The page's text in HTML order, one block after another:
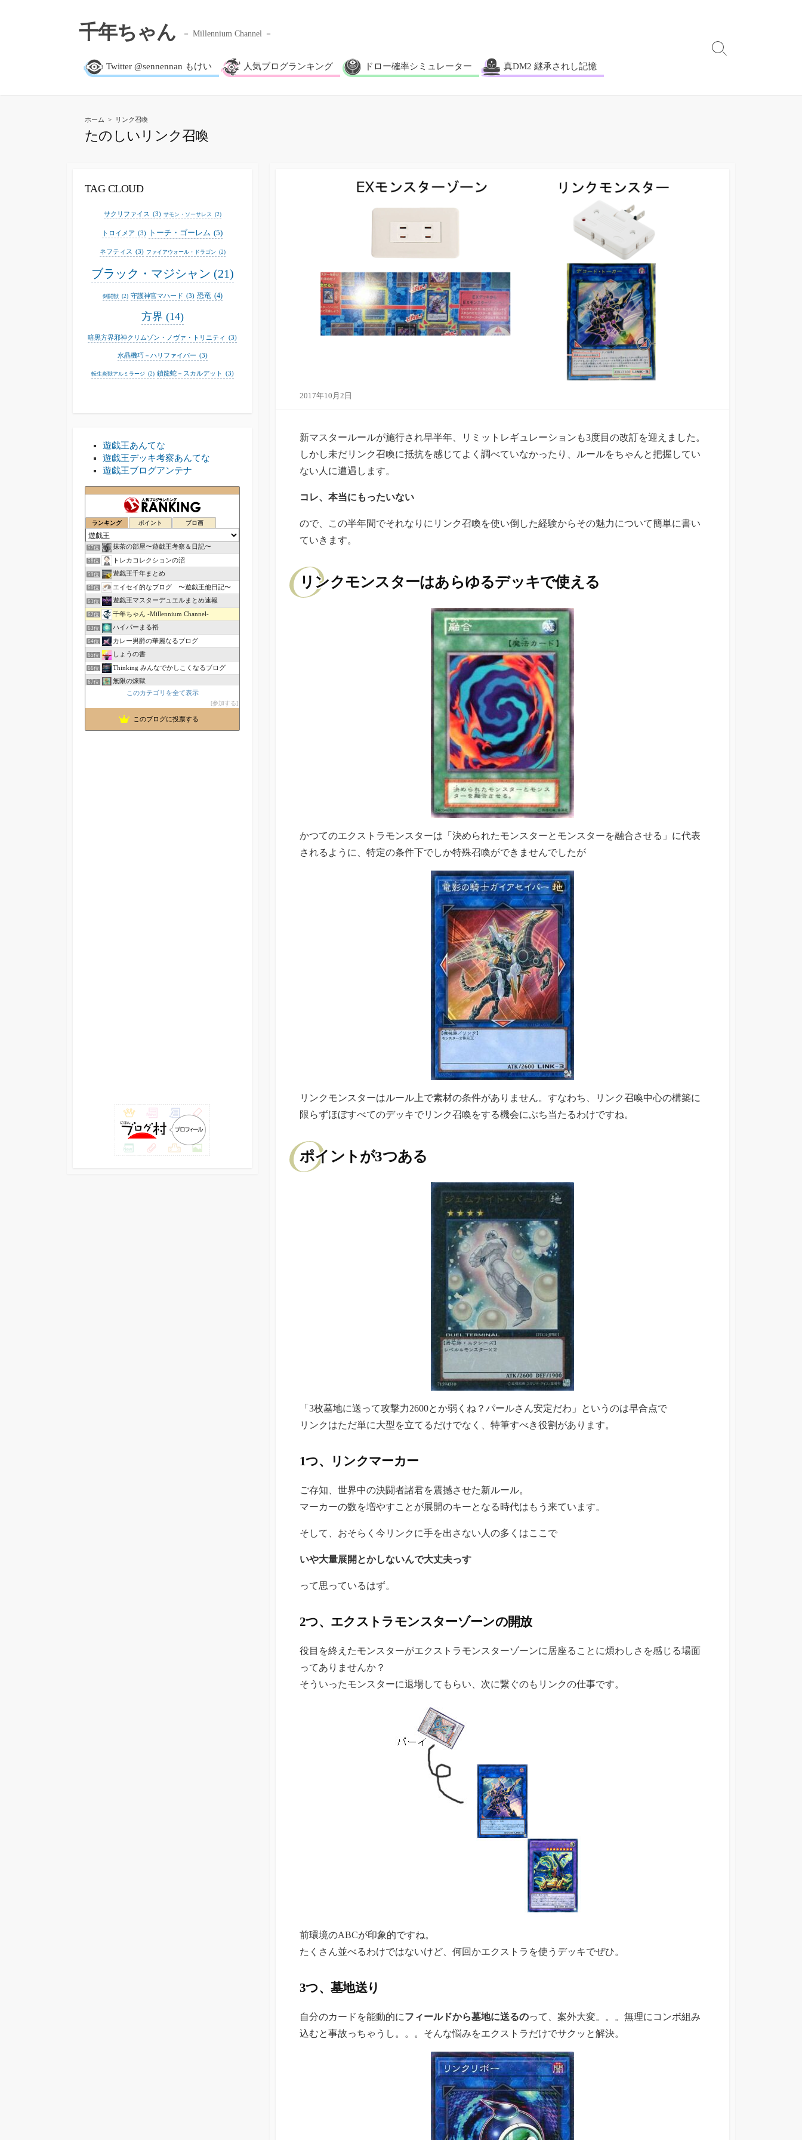
千年ちゃん Millennium Channel
Twitter @sennennan もけい 人気ブログランキング ドロー確率シミュレーター 真DM2 継承されし記憶
ホーム > リンク召喚
たのしいリンク召喚
2017年10月2日
新マスタールールが施行され早半年、リミットレギュレーションも3度目の改訂を迎えました。
しかし未だリンク召喚に抵抗を感じてよく調べていなかったり、ルールをちゃんと把握してい
ない人に遭遇します。
コレ、本当にもったいない
ので、この半年間でそれなりにリンク召喚を使い倒した経験からその魅力について簡単に書い
ていきます。
リンクモンスターはあらゆるデッキで使える
かつてのエクストラモンスターは「決められたモンスターとモンスターを融合させる」に代表
されるように、特定の条件下でしか特殊召喚ができませんでしたが
リンクモンスターはルール上で素材の条件がありません。すなわち、リンク召喚中心の構築に
限らずほぼすべてのデッキでリンク召喚をする機会にぶち当たるわけですね。
ポイントが3つある
「3枚墓地に送って攻撃力2600とか弱くね？パールさん安定だわ」というのは早合点で
リンクはただ単に大型を立てるだけでなく、特筆すべき役割があります。
1つ、リンクマーカー
ご存知、世界中の決闘者諸君を震撼させた新ルール。
マーカーの数を増やすことが展開のキーとなる時代はもう来ています。
そして、おそらく今リンクに手を出さない人の多くはここで
いや大量展開とかしないんで大丈夫っす
って思っているはず。
2つ、エクストラモンスターゾーンの開放
役目を終えたモンスターがエクストラモンスターゾーンに居座ることに煩わしさを感じる場面
ってありませんか？
そういったモンスターに退場してもらい、次に繋ぐのもリンクの仕事です。
前環境のABCが印象的ですね。
たくさん並べるわけではないけど、何回かエクストラを使うデッキでぜひ。
3つ、墓地送り
自分のカードを能動的にフィールドから墓地に送るのって、案外大変。。。無理にコンボ組み
込むと事故っちゃうし。。。そんな悩みをエクストラだけでサクッと解決。
TAG CLOUD
サクリファイス (3) サモン・ソーサレス (2)
トロイメア (3) トーチ・ゴーレム (5)
ネフティス (3) ファイアウォール・ドラゴン (2)
ブラック・マジシャン (21)
剣闘獣 (2) 守護神官マハード (3) 恐竜 (4)
方界 (14)
暗黒方界邪神クリムゾン・ノヴァ・トリニティ (3)
水晶機巧－ハリファイバー (3)
転生炎獣アルミラージ (2) 鎖龍蛇－スカルデット (3)
遊戯王あんてな
遊戯王デッキ考察あんてな
遊戯王ブログアンテナ
ランキング ポイント ブロ画
55位 アニブログ
56位
57位 抹茶の部屋〜遊戯王考察＆日記〜
58位 トレカコレクションの沼
59位 遊戯王千年まとめ
60位 エイセイ的なブログ 〜遊戯王他日記〜
61位 遊戯王マスターデュエルまとめ速報
62位 千年ちゃん -Millennium Channel-
63位 ハイパーまる裕
64位 カレー男爵の華麗なるブログ
65位 しょうの書
66位 Thinking みんなでかしこくなるブログ
67位 無限の煉獄
カードプール増加に追いつけない人のブログ
69位 三十路だけど遊戯王!
このカテゴリを全て表示
参加する
このブログに投票する